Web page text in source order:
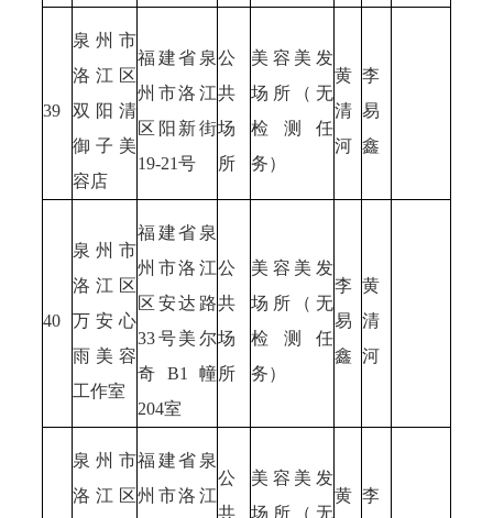
39
泉州市
洛江区
双阳清
御子美
容店
福建省泉
州市洛江
区阳新街
19-21号
公
共
场
所
美容美发
场所（无
检测任
务）
黄
清
河
李
易
鑫
40
泉州市
洛江区
万安心
雨美容
工作室
福建省泉
州市洛江
区安达路
33号美尔
奇B1幢
204室
公
共
场
所
美容美发
场所（无
检测任
务）
李
易
鑫
黄
清
河
泉州市
洛江区
福建省泉
州市洛江
公
共
美容美发
场所（无
黄 李